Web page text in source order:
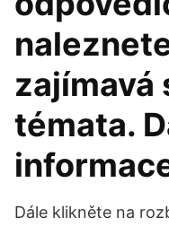
zajímavá
témata.
Dále klikněte na